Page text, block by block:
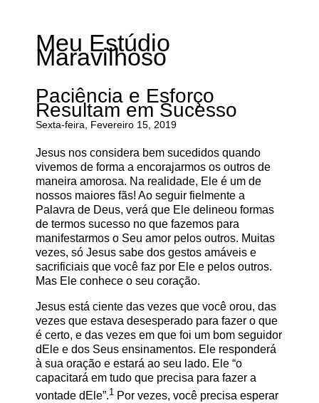
Meu Estúdio
Maravilhoso
Paciência e Esforço
Resultam em Sucesso
Sexta-feira, Fevereiro 15, 2019
Jesus nos considera bem sucedidos quando
vivemos de forma a encorajarmos os outros de
maneira amorosa. Na realidade, Ele é um de
nossos maiores fãs! Ao seguir fielmente a
Palavra de Deus, verá que Ele delineou formas
de termos sucesso no que fazemos para
manifestarmos o Seu amor pelos outros. Muitas
vezes, só Jesus sabe dos gestos amáveis e
sacrificiais que você faz por Ele e pelos outros.
Mas Ele conhece o seu coração.
Jesus está ciente das vezes que você orou, das
vezes que estava desesperado para fazer o que
é certo, e das vezes em que foi um bom seguidor
dEle e dos Seus ensinamentos. Ele responderá
à sua oração e estará ao seu lado. Ele “o
capacitará em tudo que precisa para fazer a
vontade dEle”.1 Por vezes, você precisa esperar